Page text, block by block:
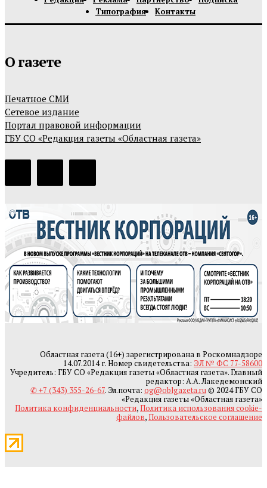
Типография
Контакты
О газете
Печатное СМИ
Сетевое издание
Портал правовой информации
ГБУ СО «Редакция газеты «Областная газета»
Областная газета (16+) зарегистрирована в Роскомнадзоре
14.07.2014 г. Номер свидетельства: ЭЛ № ФС 77-58600
Учредитель: ГБУ СО «Редакция газеты «Областная газета». Главный
редактор: А.А. Лакедемонский
✆ +7 (343) 355-26-67. Эл.почта: og@oblgazeta.ru© 2024 ГБУ СО
«Редакция газеты «Областная газета»
Политика конфиденциальности,Политика использования cookie-
файлов,Пользовательское соглашение